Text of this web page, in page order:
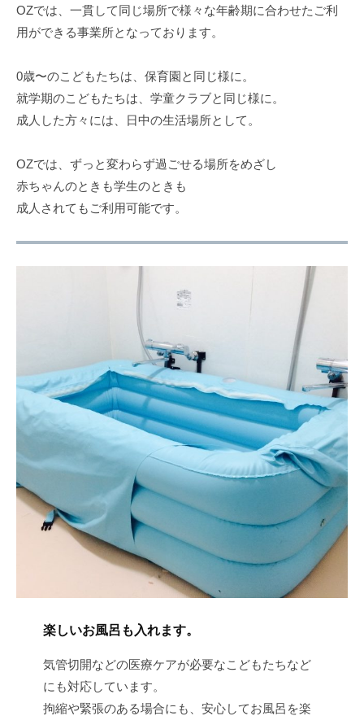
OZでは、一貫して同じ場所で様々な年齢期に合わせたご利
用ができる事業所となっております。
0歳〜のこどもたちは、保育園と同じ様に。
就学期のこどもたちは、学童クラブと同じ様に。
成人した方々には、日中の生活場所として。
OZでは、ずっと変わらず過ごせる場所をめざし
赤ちゃんのときも学生のときも
成人されてもご利用可能です。
楽しいお風呂も入れます。
気管切開などの医療ケアが必要なこどもたちなど
にも対応しています。
拘縮や緊張のある場合にも、安心してお風呂を楽